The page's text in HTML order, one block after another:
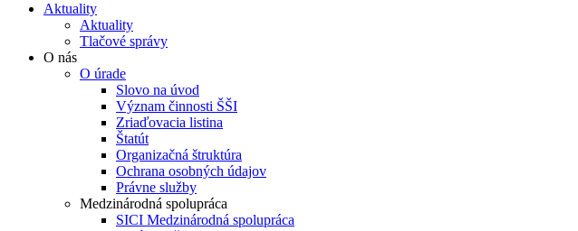
Aktuality
Aktuality
Tlačové správy
O nás
O úrade
Slovo na úvod
Význam činnosti ŠŠI
Zriaďovacia listina
Štatút
Organizačná štruktúra
Ochrana osobných údajov
Právne služby
Medzinárodná spolupráca
SICI Medzinárodná spolupráca